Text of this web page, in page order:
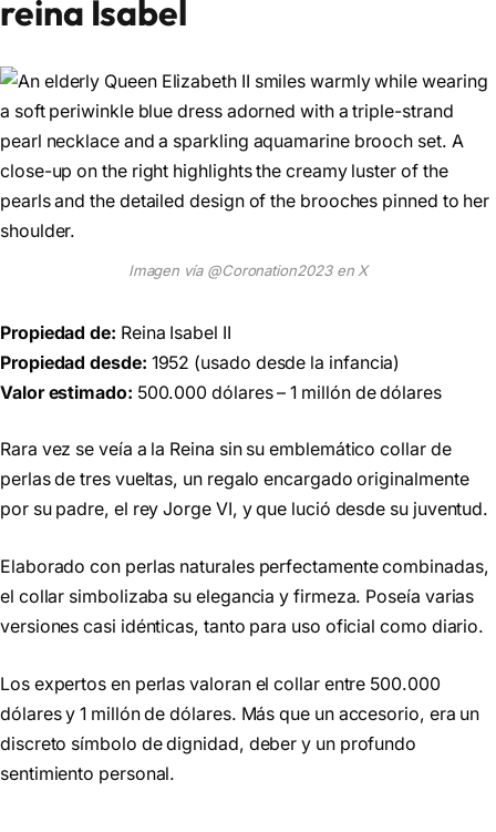
reina Isabel
Imagen vía @Coronation2023 en X
Propiedad de: Reina Isabel II
Propiedad desde: 1952 (usado desde la infancia)
Valor estimado: 500.000 dólares – 1 millón de dólares
Rara vez se veía a la Reina sin su emblemático collar de
perlas de tres vueltas, un regalo encargado originalmente
por su padre, el rey Jorge VI, y que lució desde su juventud.
Elaborado con perlas naturales perfectamente combinadas,
el collar simbolizaba su elegancia y firmeza. Poseía varias
versiones casi idénticas, tanto para uso oficial como diario.
Los expertos en perlas valoran el collar entre 500.000
dólares y 1 millón de dólares. Más que un accesorio, era un
discreto símbolo de dignidad, deber y un profundo
sentimiento personal.